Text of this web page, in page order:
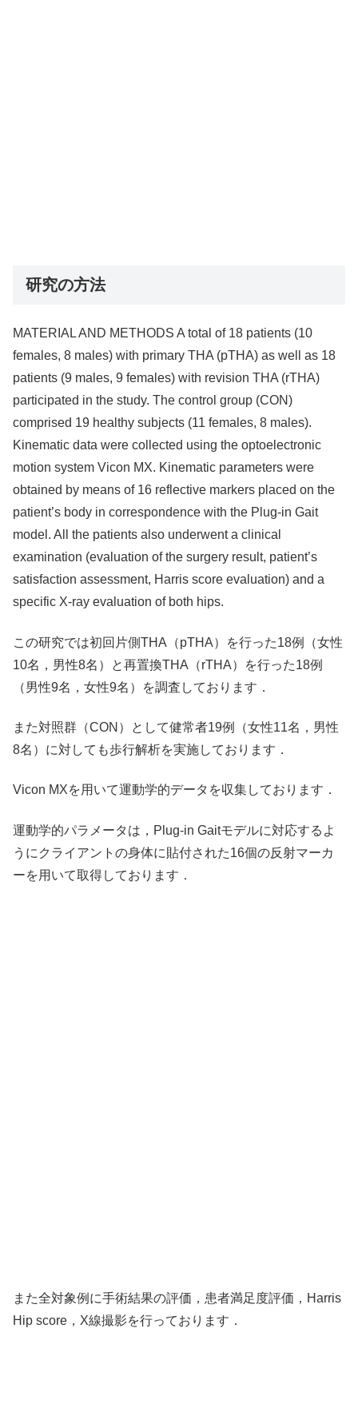
研究の方法
MATERIAL AND METHODS A total of 18 patients (10
females, 8 males) with primary THA (pTHA) as well as 18
patients (9 males, 9 females) with revision THA (rTHA)
participated in the study. The control group (CON)
comprised 19 healthy subjects (11 females, 8 males).
Kinematic data were collected using the optoelectronic
motion system Vicon MX. Kinematic parameters were
obtained by means of 16 reflective markers placed on the
patient’s body in correspondence with the Plug-in Gait
model. All the patients also underwent a clinical
examination (evaluation of the surgery result, patient’s
satisfaction assessment, Harris score evaluation) and a
specific X-ray evaluation of both hips.
この研究では初回片側THA（pTHA）を行った18例（女性
10名，男性8名）と再置換THA（rTHA）を行った18例
（男性9名，女性9名）を調査しております．
また対照群（CON）として健常者19例（女性11名，男性
8名）に対しても歩行解析を実施しております．
Vicon MXを用いて運動学的データを収集しております．
運動学的パラメータは，Plug-in Gaitモデルに対応するよ
うにクライアントの身体に貼付された16個の反射マーカ
ーを用いて取得しております．
また全対象例に手術結果の評価，患者満足度評価，Harris
Hip score，X線撮影を行っております．